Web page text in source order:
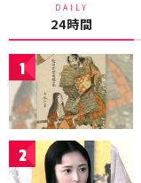
DAILY
24時間
1
2